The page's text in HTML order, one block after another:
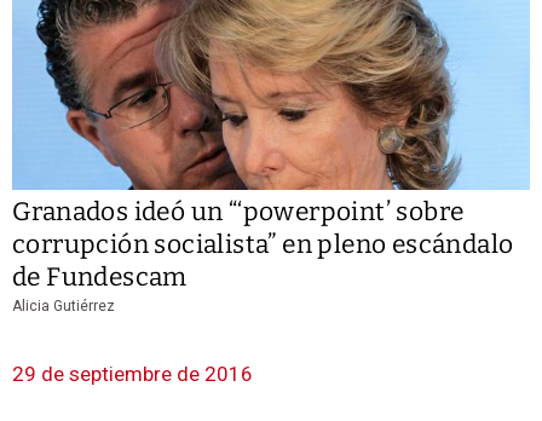
Granados ideó un “‘powerpoint’ sobre
corrupción socialista” en pleno escándalo
de Fundescam
Alicia Gutiérrez
29 de septiembre de 2016